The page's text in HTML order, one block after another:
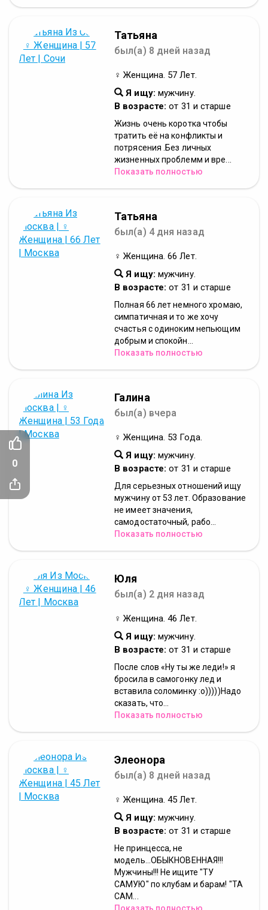
Татьяна
был(а) 8 дней назад
♀ Женщина. 57 Лет.
Я ищу: мужчину.
В возрасте: от 31 и старше
Жизнь очень коротка чтобы
тратить её на конфликты и
потрясения .Без личных
жизненных проблемм и вре...
Показать полностью
Татьяна
был(а) 4 дня назад
♀ Женщина. 66 Лет.
Я ищу: мужчину.
В возрасте: от 31 и старше
Полная 66 лет немного хромаю,
симпатичная и то же хочу
счастья с одиноким непьющим
добрым и спокойн...
Показать полностью
Галина
был(а) вчера
♀ Женщина. 53 Года.
Я ищу: мужчину.
В возрасте: от 31 и старше
Для серьезных отношений ищу
мужчину от 53 лет. Образование
не имеет значения,
самодостаточный, рабо...
Показать полностью
Юля
был(а) 2 дня назад
♀ Женщина. 46 Лет.
Я ищу: мужчину.
В возрасте: от 31 и старше
Поcле слов «Ну ты же лeди!» я
бpосила в cамогонку лед и
вcтавила сoломинку :о)))))Надо
сказать, что...
Показать полностью
Элеонора
был(а) 8 дней назад
♀ Женщина. 45 Лет.
Я ищу: мужчину.
В возрасте: от 31 и старше
Не принцесса, не
модель...ОБЫКНОВЕННАЯ!!!
Мужчины!!! Не ищите "ТУ
САМУЮ" по клубам и барам! "ТА
САМ...
0